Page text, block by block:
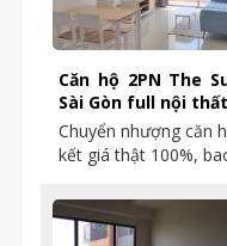
Căn hộ 2PN The
Sài Gòn full nội
Chuyển nhượng căn
kết giá thật 100%,